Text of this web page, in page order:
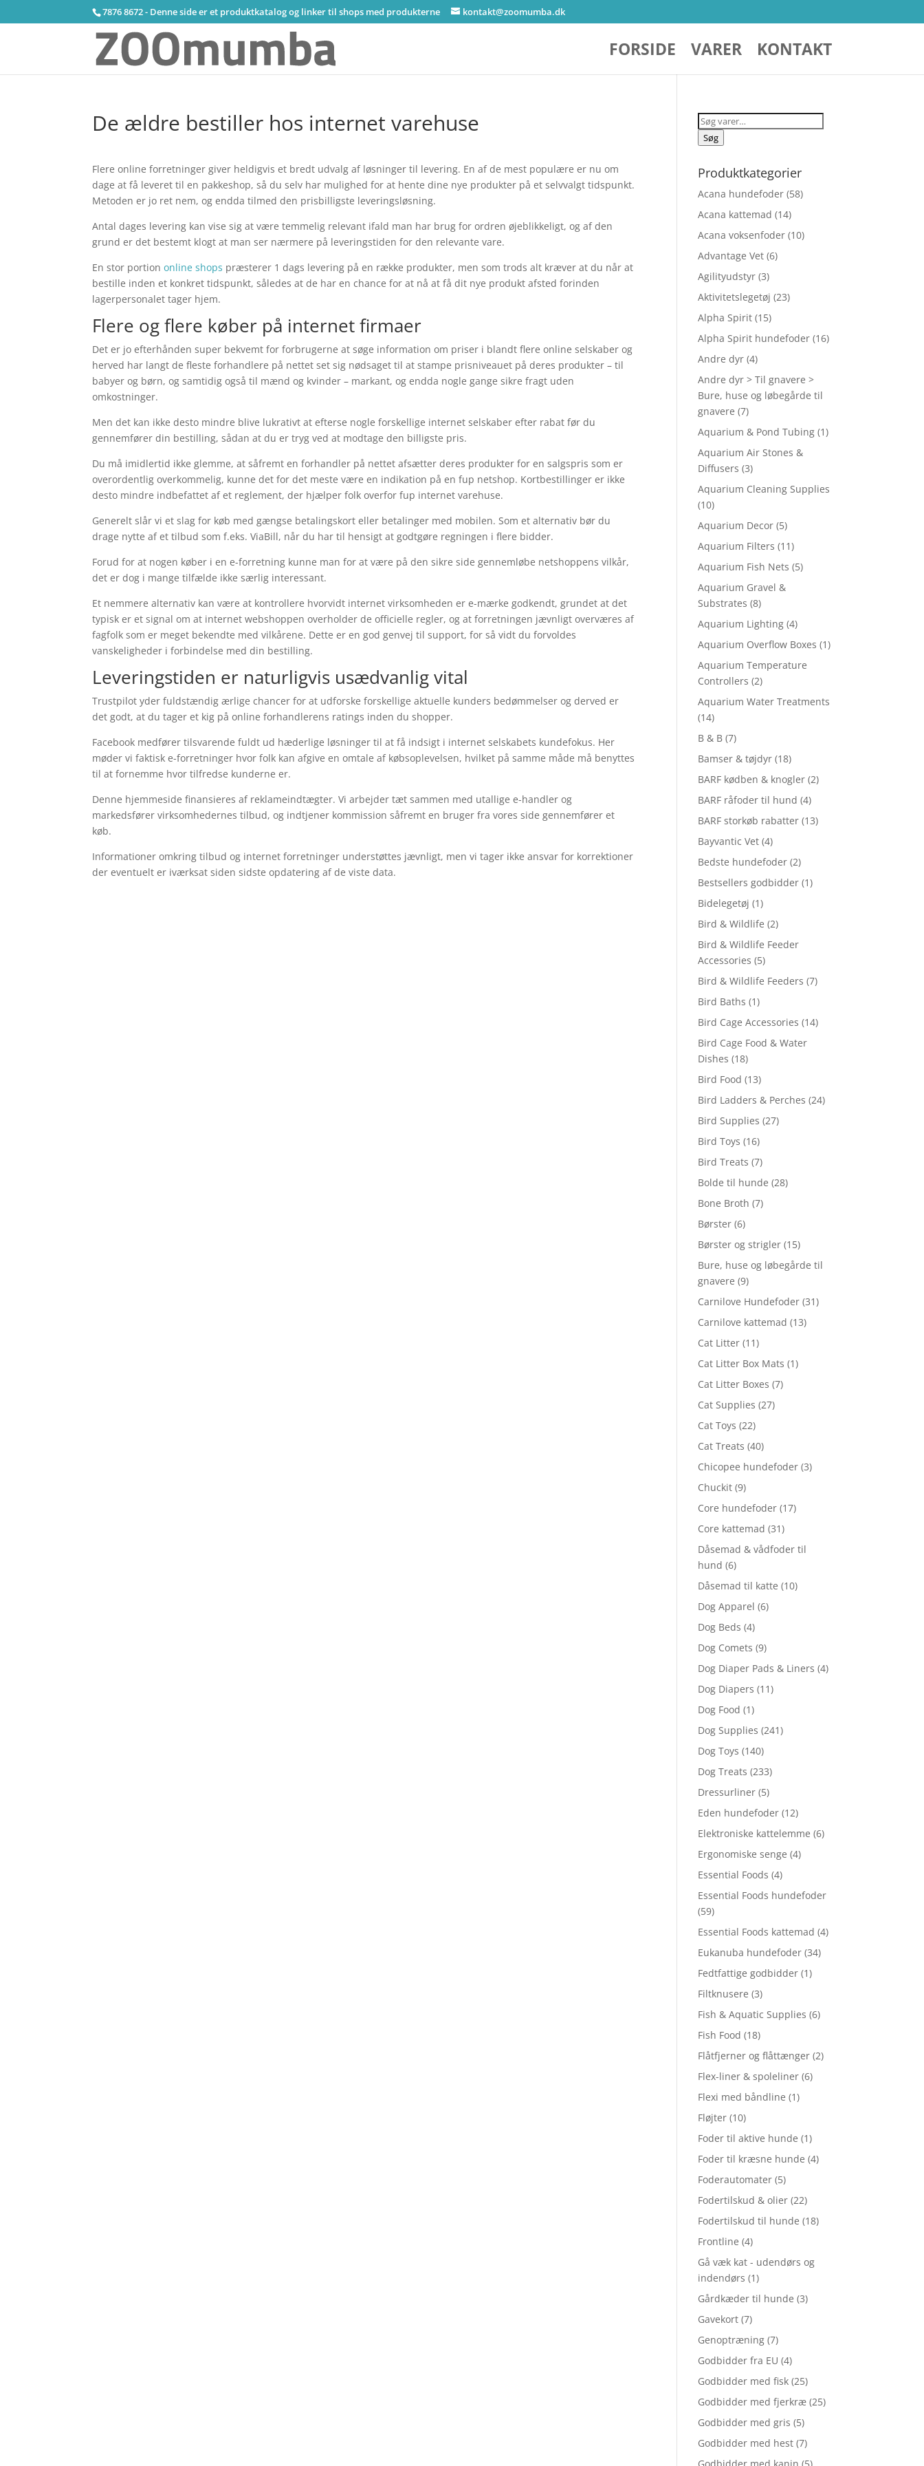
7876 8672 - Denne side er et produktkatalog og linker til shops med produkterne kontakt@zoomumba.dk
FORSIDE VARER KONTAKT
De ældre bestiller hos internet varehuse
Flere online forretninger giver heldigvis et bredt udvalg af løsninger til levering. En af de mest populære er nu om
dage at få leveret til en pakkeshop, så du selv har mulighed for at hente dine nye produkter på et selvvalgt tidspunkt.
Metoden er jo ret nem, og endda tilmed den prisbilligste leveringsløsning.
Antal dages levering kan vise sig at være temmelig relevant ifald man har brug for ordren øjeblikkeligt, og af den
grund er det bestemt klogt at man ser nærmere på leveringstiden for den relevante vare.
En stor portiononline shops præsterer 1 dags levering på en række produkter, men som trods alt kræver at du når at
bestille inden et konkret tidspunkt, således at de har en chance for at nå at få dit nye produkt afsted forinden
lagerpersonalet tager hjem.
Flere og flere køber på internet firmaer
Det er jo efterhånden super bekvemt for forbrugerne at søge information om priser i blandt flere online selskaber og
herved har langt de fleste forhandlere på nettet set sig nødsaget til at stampe prisniveauet på deres produkter – til
babyer og børn, og samtidig også til mænd og kvinder – markant, og endda nogle gange sikre fragt uden
omkostninger.
Men det kan ikke desto mindre blive lukrativt at efterse nogle forskellige internet selskaber efter rabat før du
gennemfører din bestilling, sådan at du er tryg ved at modtage den billigste pris.
Du må imidlertid ikke glemme, at såfremt en forhandler på nettet afsætter deres produkter for en salgspris som er
overordentlig overkommelig, kunne det for det meste være en indikation på en fup netshop. Kortbestillinger er ikke
desto mindre indbefattet af et reglement, der hjælper folk overfor fup internet varehuse.
Generelt slår vi et slag for køb med gængse betalingskort eller betalinger med mobilen. Som et alternativ bør du
drage nytte af et tilbud som f.eks. ViaBill, når du har til hensigt at godtgøre regningen i flere bidder.
Forud for at nogen køber i en e-forretning kunne man for at være på den sikre side gennemløbe netshoppens vilkår,
det er dog i mange tilfælde ikke særlig interessant.
Et nemmere alternativ kan være at kontrollere hvorvidt internet virksomheden er e-mærke godkendt, grundet at det
typisk er et signal om at internet webshoppen overholder de officielle regler, og at forretningen jævnligt overværes af
fagfolk som er meget bekendte med vilkårene. Dette er en god genvej til support, for så vidt du forvoldes
vanskeligheder i forbindelse med din bestilling.
Leveringstiden er naturligvis usædvanlig vital
Trustpilot yder fuldstændig ærlige chancer for at udforske forskellige aktuelle kunders bedømmelser og derved er
det godt, at du tager et kig på online forhandlerens ratings inden du shopper.
Facebook medfører tilsvarende fuldt ud hæderlige løsninger til at få indsigt i internet selskabets kundefokus. Her
møder vi faktisk e-forretninger hvor folk kan afgive en omtale af købsoplevelsen, hvilket på samme måde må benyttes
til at fornemme hvor tilfredse kunderne er.
Denne hjemmeside finansieres af reklameindtægter. Vi arbejder tæt sammen med utallige e-handler og
markedsfører virksomhedernes tilbud, og indtjener kommission såfremt en bruger fra vores side gennemfører et
køb.
Informationer omkring tilbud og internet forretninger understøttes jævnligt, men vi tager ikke ansvar for korrektioner
der eventuelt er iværksat siden sidste opdatering af de viste data.
Søg
efter:
Søg
Produktkategorier
Acana hundefoder (58)
Acana kattemad (14)
Acana voksenfoder (10)
Advantage Vet (6)
Agilityudstyr (3)
Aktivitetslegetøj (23)
Alpha Spirit (15)
Alpha Spirit hundefoder (16)
Andre dyr (4)
Andre dyr > Til gnavere >
Bure, huse og løbegårde til
gnavere (7)
Aquarium & Pond Tubing (1)
Aquarium Air Stones &
Diffusers (3)
Aquarium Cleaning Supplies
(10)
Aquarium Decor (5)
Aquarium Filters (11)
Aquarium Fish Nets (5)
Aquarium Gravel &
Substrates (8)
Aquarium Lighting (4)
Aquarium Overflow Boxes (1)
Aquarium Temperature
Controllers (2)
Aquarium Water Treatments
(14)
B & B (7)
Bamser & tøjdyr (18)
BARF kødben & knogler (2)
BARF råfoder til hund (4)
BARF storkøb rabatter (13)
Bayvantic Vet (4)
Bedste hundefoder (2)
Bestsellers godbidder (1)
Bidelegetøj (1)
Bird & Wildlife (2)
Bird & Wildlife Feeder
Accessories (5)
Bird & Wildlife Feeders (7)
Bird Baths (1)
Bird Cage Accessories (14)
Bird Cage Food & Water
Dishes (18)
Bird Food (13)
Bird Ladders & Perches (24)
Bird Supplies (27)
Bird Toys (16)
Bird Treats (7)
Bolde til hunde (28)
Bone Broth (7)
Børster (6)
Børster og strigler (15)
Bure, huse og løbegårde til
gnavere (9)
Carnilove Hundefoder (31)
Carnilove kattemad (13)
Cat Litter (11)
Cat Litter Box Mats (1)
Cat Litter Boxes (7)
Cat Supplies (27)
Cat Toys (22)
Cat Treats (40)
Chicopee hundefoder (3)
Chuckit (9)
Core hundefoder (17)
Core kattemad (31)
Dåsemad & vådfoder til
hund (6)
Dåsemad til katte (10)
Dog Apparel (6)
Dog Beds (4)
Dog Comets (9)
Dog Diaper Pads & Liners (4)
Dog Diapers (11)
Dog Food (1)
Dog Supplies (241)
Dog Toys (140)
Dog Treats (233)
Dressurliner (5)
Eden hundefoder (12)
Elektroniske kattelemme (6)
Ergonomiske senge (4)
Essential Foods (4)
Essential Foods hundefoder
(59)
Essential Foods kattemad (4)
Eukanuba hundefoder (34)
Fedtfattige godbidder (1)
Filtknusere (3)
Fish & Aquatic Supplies (6)
Fish Food (18)
Flåtfjerner og flåttænger (2)
Flex-liner & spoleliner (6)
Flexi med båndline (1)
Fløjter (10)
Foder til aktive hunde (1)
Foder til kræsne hunde (4)
Foderautomater (5)
Fodertilskud & olier (22)
Fodertilskud til hunde (18)
Frontline (4)
Gå væk kat - udendørs og
indendørs (1)
Gårdkæder til hunde (3)
Gavekort (7)
Genoptræning (7)
Godbidder fra EU (4)
Godbidder med fisk (25)
Godbidder med fjerkræ (25)
Godbidder med gris (5)
Godbidder med hest (7)